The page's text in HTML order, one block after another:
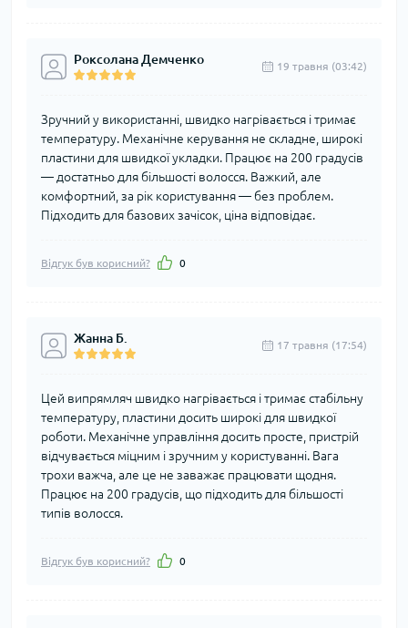
Роксолана Демченко 19 травня (03:42)
Зручний у використанні, швидко нагрівається і тримає
температуру. Механічне керування не складне, широкі
пластини для швидкої укладки. Працює на 200 градусів
— достатньо для більшості волосся. Важкий, але
комфортний, за рік користування — без проблем.
Підходить для базових зачісок, ціна відповідає.
Відгук був корисний? 0
Жанна Б. 17 травня (17:54)
Цей випрямляч швидко нагрівається і тримає стабільну
температуру, пластини досить широкі для швидкої
роботи. Механічне управління досить просте, пристрій
відчувається міцним і зручним у користуванні. Вага
трохи важча, але це не заважає працювати щодня.
Працює на 200 градусів, що підходить для більшості
типів волосся.
Відгук був корисний? 0